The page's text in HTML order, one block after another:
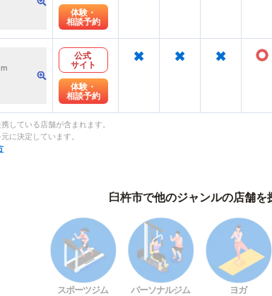
体験・
相談予約
公式
サイト
体験・
相談予約
× × × ○
している店舗が含まれます。
に決定しています。
臼杵市で他のジャンルの店舗を
スポーツジム パーソナルジム ヨガ